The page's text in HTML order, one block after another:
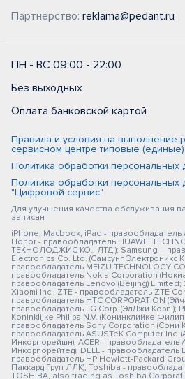
Партнерство: reklama@pedant.ru
ПН - ВС 09:00 - 22:00
Без выходных
Оплата банковской картой
Правила и условия на выполнение
сервисном центре типовые (единые)
Политика обработки персональных
Политика обработки
"Цифровой сервис"
Для улучшения качества обслуживания
записан
iPhone, Macbook, iPad - правообладатель
Honor - правообладатель HUAWEI
ТЕКНОЛОДЖИС КО., ЛТД.); Samsung –
Electronics Co. Ltd. (Самсунг Электроникс
правообладатель MEIZU TECHNOLOGY
правообладатель Nokia Corporation
правообладатель Lenovo (Beijing)
Xiaomi Inc.; ZTE - правообладатель ZTE
правообладатель HTC CORPORATION
правообладатель LG Corp. (ЭлДжи Корп.);
Koninklijke Philips N.V. (Конинклийке
правообладатель Sony Corporation (Сони
правообладатель ASUSTeK Computer Inc.
Инкорпорейшн); ACER - правообладатель
Инкорпорейтед); DELL - правообладатель
правообладатель HP Hewlett-Packard
Паккард Груп ЛЛК); Toshiba -
TOSHIBA, also trading as Toshiba